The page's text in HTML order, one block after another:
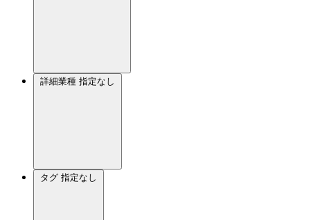
詳細業種 指定なし
タグ 指定なし